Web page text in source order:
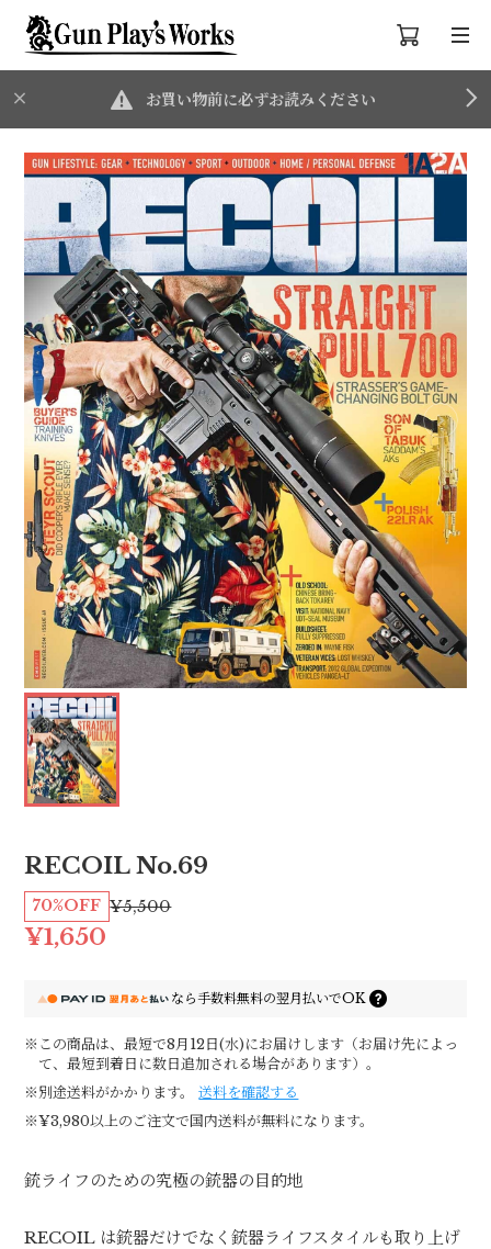
お買い物前に必ずお読みください
RECOIL No.69
¥5,500
70%OFF
¥1,650
なら手数料無料の翌月払いでOK
※この商品は、最短で8月12日(水)にお届けします（お届け先によっ
て、最短到着日に数日追加される場合があります）。
※別途送料がかかります。
送料を確認する
※¥3,980以上のご注文で国内送料が無料になります。
銃ライフのための究極の銃器の目的地
RECOIL は銃器だけでなく銃器ライフスタイルも取り上げ